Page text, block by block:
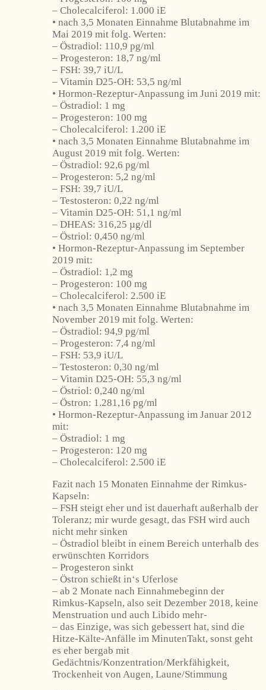
– Cholecalciferol: 1.000 iE
• nach 3,5 Monaten Einnahme Blutabnahme im
Mai 2019 mit folg. Werten:
– Östradiol: 110,9 pg/ml
– Progesteron: 18,7 ng/ml
– FSH: 39,7 iU/L
– Vitamin D25-OH: 53,5 ng/ml
• Hormon-Rezeptur-Anpassung im Juni 2019 mit:
– Östradiol: 1 mg
– Progesteron: 100 mg
– Cholecalciferol: 1.200 iE
• nach 3,5 Monaten Einnahme Blutabnahme im
August 2019 mit folg. Werten:
– Östradiol: 92,6 pg/ml
– Progesteron: 5,2 ng/ml
– FSH: 39,7 iU/L
– Testosteron: 0,22 ng/ml
– Vitamin D25-OH: 51,1 ng/ml
– DHEAS: 316,25 µg/dl
– Östriol: 0,450 ng/ml
• Hormon-Rezeptur-Anpassung im September
2019 mit:
– Östradiol: 1,2 mg
– Progesteron: 100 mg
– Cholecalciferol: 2.500 iE
• nach 3,5 Monaten Einnahme Blutabnahme im
November 2019 mit folg. Werten:
– Östradiol: 94,9 pg/ml
– Progesteron: 7,4 ng/ml
– FSH: 53,9 iU/L
– Testosteron: 0,30 ng/ml
– Vitamin D25-OH: 55,3 ng/ml
– Östriol: 0,240 ng/ml
– Östron: 1.281,16 pg/ml
• Hormon-Rezeptur-Anpassung im Januar 2012
mit:
– Östradiol: 1 mg
– Progesteron: 120 mg
– Cholecalciferol: 2.500 iE
Fazit nach 15 Monaten Einnahme der Rimkus-
Kapseln:
– FSH steigt eher und ist dauerhaft außerhalb der
Toleranz; mir wurde gesagt, das FSH wird auch
nicht mehr sinken
– Östradiol bleibt in einem Bereich unterhalb des
erwünschten Korridors
– Progesteron sinkt
– Östron schießt in‘s Uferlose
– ab 2 Monate nach Einnahmebeginn der
Rimkus-Kapseln, also seit Dezember 2018, keine
Menstruation und auch Libido mehr-
– das Einzige, was sich gebessert hat, sind die
Hitze-Kälte-Anfälle im MinutenTakt, sonst geht
es eher bergab mit
Gedächtnis/Konzentration/Merkfähigkeit,
Trockenheit von Augen, Laune/Stimmung